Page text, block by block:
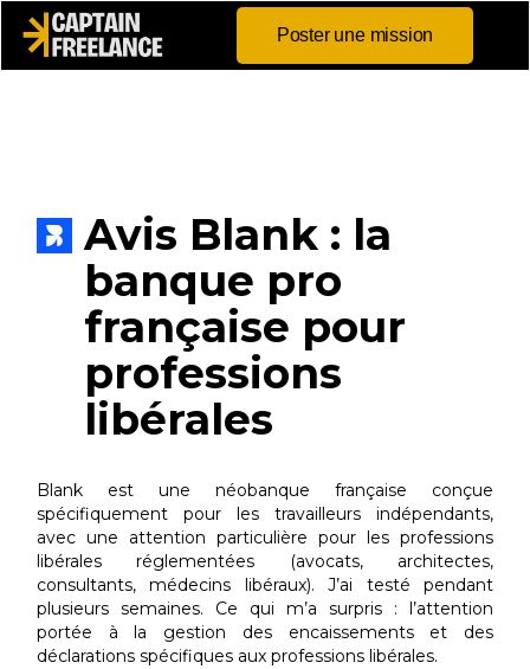
Poster une mission
Avis Blank : la
banque pro
française pour
professions
libérales
Blank est une néobanque française conçue
spécifiquement pour les travailleurs indépendants,
avec une attention particulière pour les professions
libérales réglementées (avocats, architectes,
consultants, médecins libéraux). J’ai testé pendant
plusieurs semaines. Ce qui m’a surpris : l’attention
portée à la gestion des encaissements et des
déclarations spécifiques aux professions libérales.